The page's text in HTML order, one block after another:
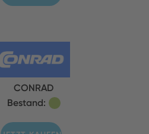
CONRAD
Bestand: